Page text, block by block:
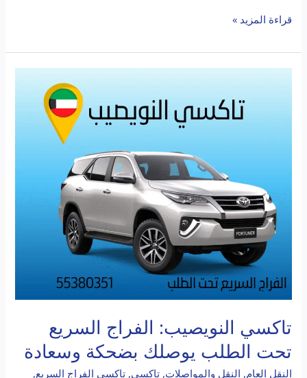
قراءة المزيد »
تاكسي النويصيب: الفراج السريع
تحت الطلب يوصلك بضحكة وسعادة
النقل العام, النقل والمواصلات,تاكسي,تاكسي الفراج السريع,
يوصلك
بضحكة
وسعادة